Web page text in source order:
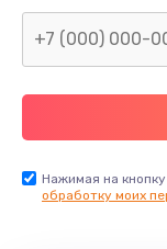
Нажимая на
обработку моих